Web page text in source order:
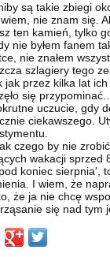
są takie zbiegi
nie znam się.
ten kamień, tylko
nie byłem fanem
nie znałem
szlagiery tego
jak przez kilka lat ich
się
uczucie, gdy
ciekawszego.
czego by nie
wakacji sprzed
koniec sierpnia',
I wiem, że
że ja nie chcę
się nad tym